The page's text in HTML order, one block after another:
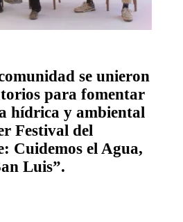
se unieron
para fomentar
hídrica y ambiental
Festival del
Cuidemos el Agua,
Luis”.